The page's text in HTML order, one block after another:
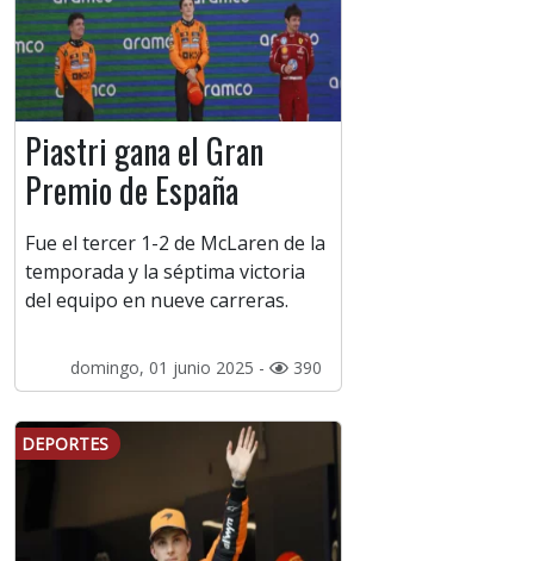
Piastri gana el Gran
Premio de España
Fue el tercer 1-2 de McLaren de la
temporada y la séptima victoria
del equipo en nueve carreras.
domingo, 01 junio 2025 - 390
DEPORTES